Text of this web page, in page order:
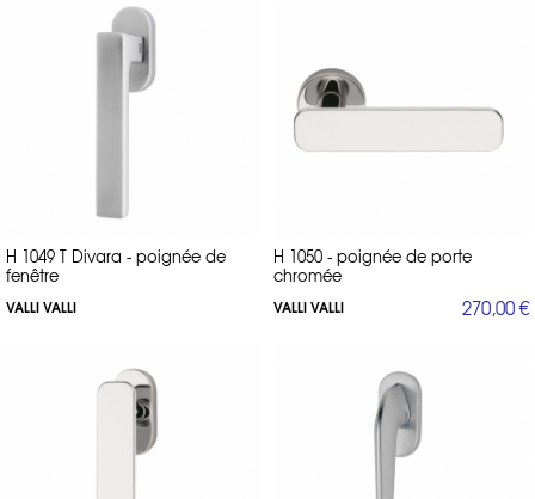
H 1049 T Divara - poignée de
fenêtre
VALLI VALLI
H 1050 - poignée de porte
chromée
VALLI VALLI 270,00 €